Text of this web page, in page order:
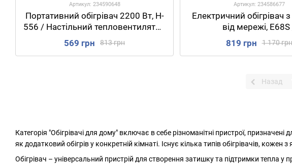
Категорія "Обігрівачі для дому" включає в себе різноманітні пристрої,
як додатковий обігрів у конкретній кімнаті. Існує кілька типів обігрівачів,
Обігрівач – універсальний пристрій для створення затишку та підтримки тепла
Артикул: 234590648
Портативний обігрівач 2200 Вт, H-
556 / Настільний тепловентилятор
/ Електрообігрівач / Дуйчик
813 грн
569 грн
Артикул: 234586677
Електричний обігрівач
від мережі,
Тепловентилятор /
Електрообігрівач
1 170 грн
819 грн
Назад